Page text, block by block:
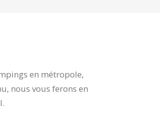
en métropole,
nous vous ferons en